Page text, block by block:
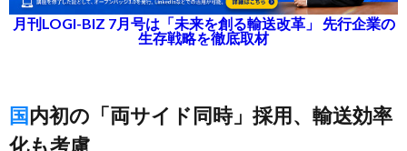
月刊LOGI-BIZ 7月号は「未来を創る輸送改革」 先行企業の
生存戦略を徹底取材
国内初の「両サイド同時」採用、輸送効率
化も考慮